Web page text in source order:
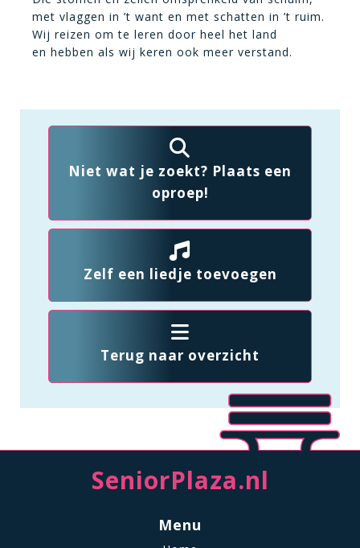
met vlaggen in ’t want en met schatten in ’t ruim.
Wij reizen om te leren door heel het land
en hebben als wij keren ook meer verstand.
Niet wat je zoekt? Plaats een
oproep!
Zelf een liedje toevoegen
Terug naar overzicht
SeniorPlaza.nl
Menu